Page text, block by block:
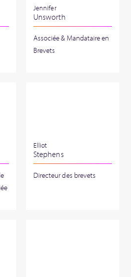
Jennifer
Unsworth
Associée & Mandataire en
Brevets
Elliot
Stephens
Directeur des brevets